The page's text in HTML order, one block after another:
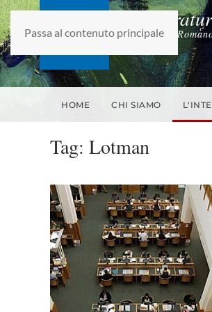
Passa al contenuto principale
fondato da
HOME CHI SIAMO
Tag: Lotman